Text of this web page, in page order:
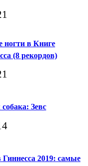
в Книге
(8 рекордов)
Зевс
2019: самые